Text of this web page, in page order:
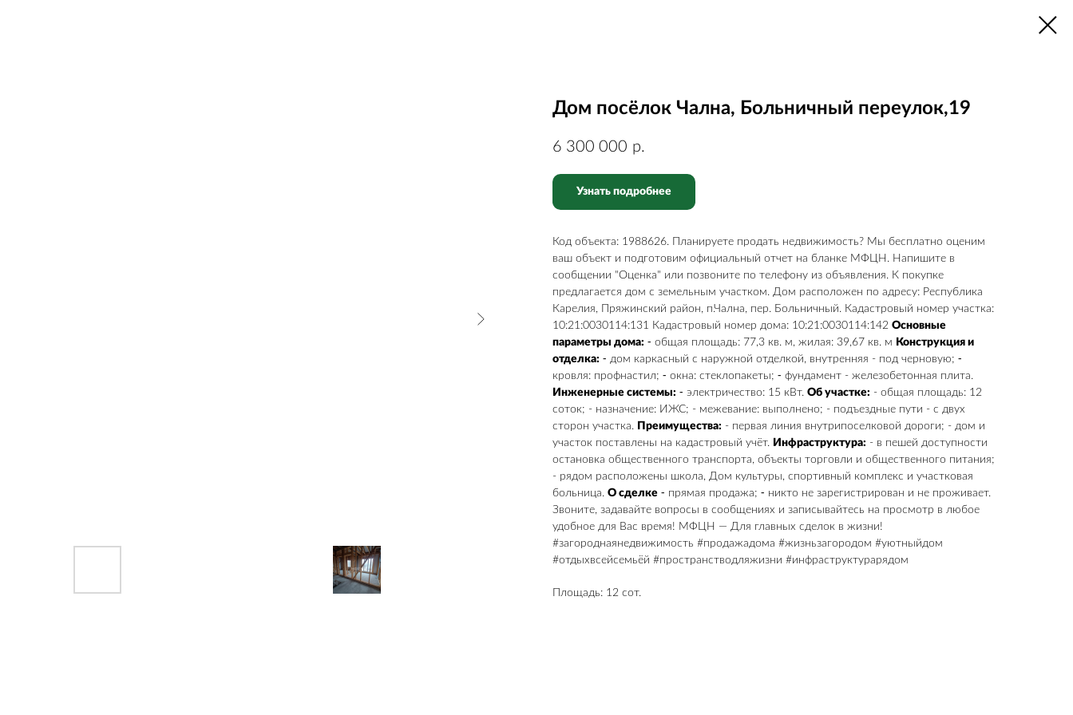
Дом посёлок Чална, Больничный переулок,19
6 300 000 р.
Узнать подробнее
Код объекта: 1988626. Планируете продать недвижимость? Мы бесплатно оценим
ваш объект и подготовим официальный отчет на бланке МФЦН. Напишите в
сообщении "Оценка" или позвоните по телефону из объявления. К покупке
предлагается дом с земельным участком. Дом расположен по адресу: Республика
Карелия, Пряжинский район, п.Чална, пер. Больничный. Кадастровый номер участка:
10:21:0030114:131 Кадастровый номер дома: 10:21:0030114:142 Основные
параметры дома: ⁃ общая площадь: 77,3 кв. м, жилая: 39,67 кв. м Конструкция и
отделка: ⁃ дом каркасный с наружной отделкой, внутренняя - под черновую; ⁃
кровля: профнастил; ⁃ окна: стеклопакеты; ⁃ фундамент - железобетонная плита.
Инженерные системы: ⁃ электричество: 15 кВт. Об участке: - общая площадь: 12
соток; - назначение: ИЖС; - межевание: выполнено; - подъездные пути - с двух
сторон участка. Преимущества: - первая линия внутрипоселковой дороги; - дом и
участок поставлены на кадастровый учёт. Инфраструктура: - в пешей доступности
остановка общественного транспорта, объекты торговли и общественного питания;
- рядом расположены школа, Дом культуры, спортивный комплекс и участковая
больница. О сделке ⁃ прямая продажа; ⁃ никто не зарегистрирован и не проживает.
Звоните, задавайте вопросы в сообщениях и записывайтесь на просмотр в любое
удобное для Вас время! МФЦН — Для главных сделок в жизни!
#загороднаянедвижимость #продажадома #жизньзагородом #уютныйдом
#отдыхвсейсемьёй #пространстводляжизни #инфраструктурарядом
Площадь: 12 сот.